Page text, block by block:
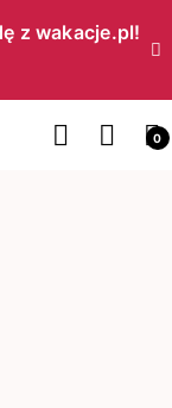
z wakacje.pl!​
0